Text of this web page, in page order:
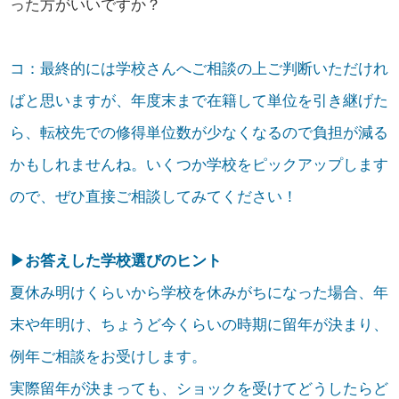
った方がいいですか？
コ：最終的には学校さんへご相談の上ご判断いただけれ
ばと思いますが、年度末まで在籍して単位を引き継げた
ら、転校先での修得単位数が少なくなるので負担が減る
かもしれませんね。いくつか学校をピックアップします
ので、ぜひ直接ご相談してみてください！
▶お答えした学校選びのヒント
夏休み明けくらいから学校を休みがちになった場合、年
末や年明け、ちょうど今くらいの時期に留年が決まり、
例年ご相談をお受けします。
実際留年が決まっても、ショックを受けてどうしたらど